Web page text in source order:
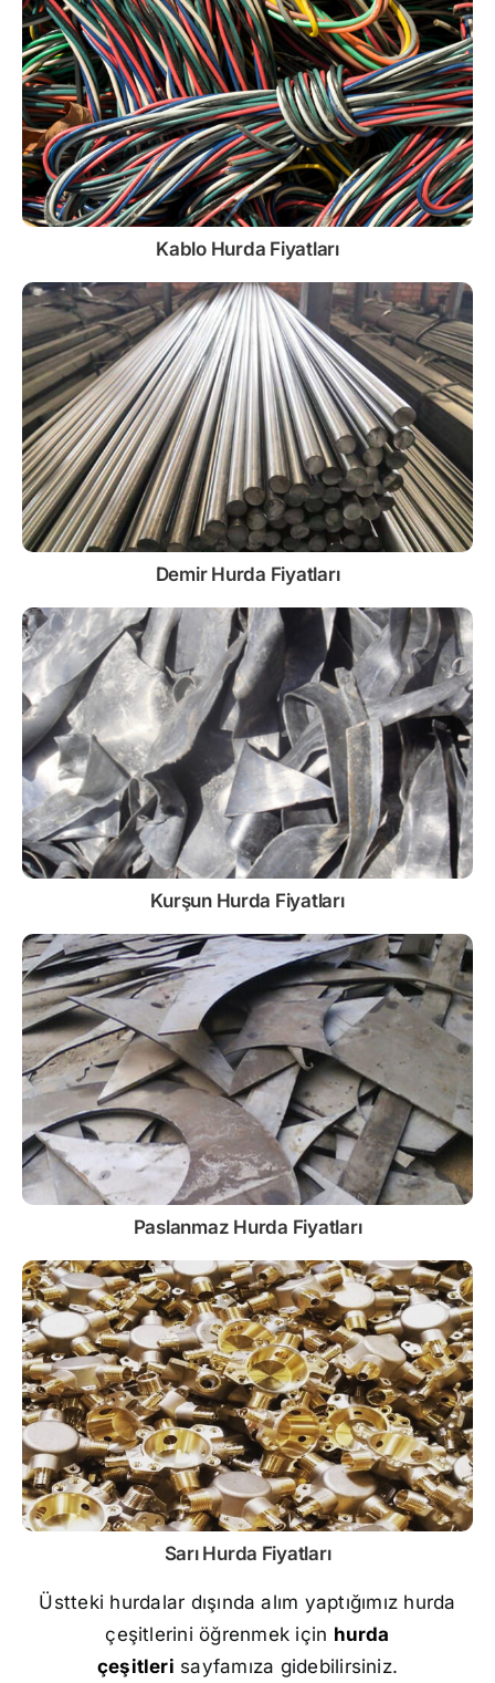
Kablo Hurda Fiyatları
Demir Hurda Fiyatları
Kurşun Hurda Fiyatları
Paslanmaz Hurda Fiyatları
Sarı Hurda Fiyatları
Üstteki hurdalar dışında alım yaptığımız hurda
çeşitlerini öğrenmek için hurda
çeşitleri sayfamıza gidebilirsiniz.